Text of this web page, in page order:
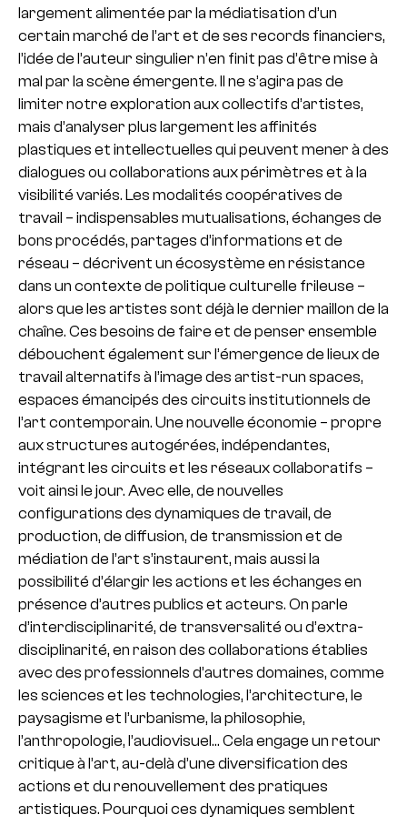
largement alimentée par la médiatisation d’un
certain marché de l’art et de ses records financiers,
l’idée de l’auteur singulier n’en finit pas d’être mise à
mal par la scène émergente. Il ne s’agira pas de
limiter notre exploration aux collectifs d’artistes,
mais d’analyser plus largement les affinités
plastiques et intellectuelles qui peuvent mener à des
dialogues ou collaborations aux périmètres et à la
visibilité variés. Les modalités coopératives de
travail – indispensables mutualisations, échanges de
bons procédés, partages d’informations et de
réseau – décrivent un écosystème en résistance
dans un contexte de politique culturelle frileuse –
alors que les artistes sont déjà le dernier maillon de la
chaîne. Ces besoins de faire et de penser ensemble
débouchent également sur l’émergence de lieux de
travail alternatifs à l’image des artist-run spaces,
espaces émancipés des circuits institutionnels de
l’art contemporain. Une nouvelle économie – propre
aux structures autogérées, indépendantes,
intégrant les circuits et les réseaux collaboratifs –
voit ainsi le jour. Avec elle, de nouvelles
configurations des dynamiques de travail, de
production, de diffusion, de transmission et de
médiation de l’art s’instaurent, mais aussi la
possibilité d’élargir les actions et les échanges en
présence d’autres publics et acteurs. On parle
d’interdisciplinarité, de transversalité ou d’extra-
disciplinarité, en raison des collaborations établies
avec des professionnels d’autres domaines, comme
les sciences et les technologies, l’architecture, le
paysagisme et l’urbanisme, la philosophie,
l’anthropologie, l’audiovisuel… Cela engage un retour
critique à l’art, au-delà d’une diversification des
actions et du renouvellement des pratiques
artistiques. Pourquoi ces dynamiques semblent